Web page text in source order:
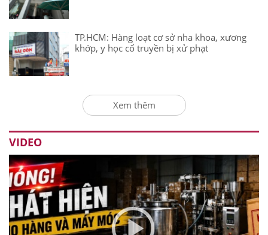
TP.HCM: Hàng loạt cơ sở nha khoa, xương
khớp, y học cổ truyền bị xử phạt
Xem thêm
VIDEO